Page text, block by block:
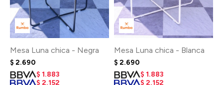
Mesa Luna chica - Negra
$ 2.690
$ 1.883
$ 2.152
Mesa Luna chica - Blanca
$ 2.690
$ 1.883
$ 2.152